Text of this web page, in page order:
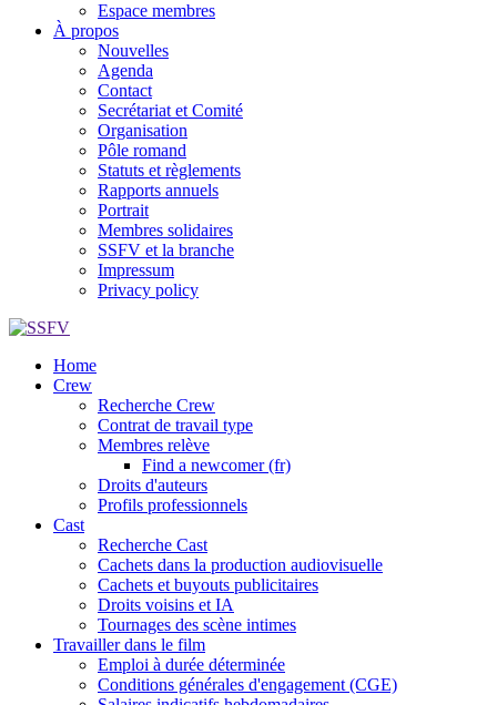
Espace membres
À propos
Nouvelles
Agenda
Contact
Secrétariat et Comité
Organisation
Pôle romand
Statuts et règlements
Rapports annuels
Portrait
Membres solidaires
SSFV et la branche
Impressum
Privacy policy
Home
Crew
Recherche Crew
Contrat de travail type
Membres relève
Find a newcomer (fr)
Droits d'auteurs
Profils professionnels
Cast
Recherche Cast
Cachets dans la production audiovisuelle
Cachets et buyouts publicitaires
Droits voisins et IA
Tournages des scène intimes
Travailler dans le film
Emploi à durée déterminée
Conditions générales d'engagement (CGE)